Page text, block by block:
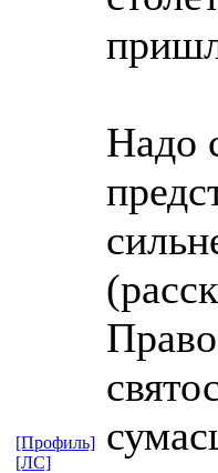
Надо
[Профиль]
[ЛС]